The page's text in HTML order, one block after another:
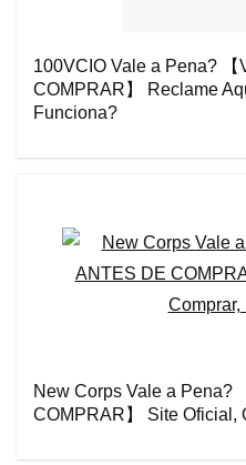
100VCIO Vale a Pena?
COMPRAR】 Reclame
Funciona?
New Corps Vale a Pena?
COMPRAR】 Site Oficial,